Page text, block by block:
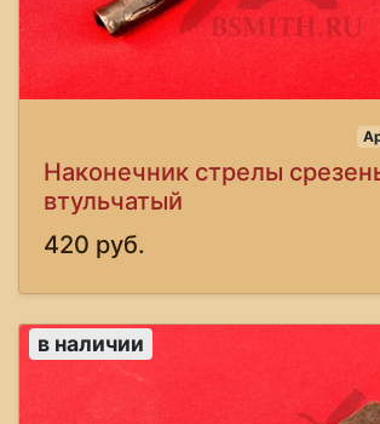
Наконечник стрелы
втульчатый
420 руб.
в наличии